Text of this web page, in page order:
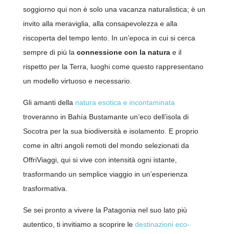
soggiorno qui non è solo una vacanza naturalistica; è un
invito alla meraviglia, alla consapevolezza e alla
riscoperta del tempo lento. In un’epoca in cui si cerca
sempre di più la connessione con la naturae il
rispetto per la Terra, luoghi come questo rappresentano
un modello virtuoso e necessario.
Gli amanti della natura esotica e incontaminata
troveranno in Bahía Bustamante un’eco dell’isola di
Socotra per la sua biodiversità e isolamento. E proprio
come in altri angoli remoti del mondo selezionati da
OffriViaggi, qui si vive con intensità ogni istante,
trasformando un semplice viaggio in un’esperienza
trasformativa.
Se sei pronto a vivere la Patagonia nel suo lato più
autentico, ti invitiamo a scoprire le destinazioni eco-